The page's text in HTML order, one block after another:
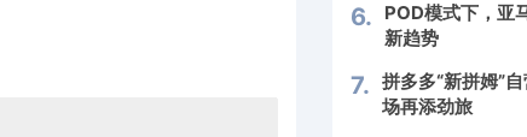
6.
POD模式下，亚
新趋势
7. 拼多多“新拼姆”
场再添劲旅